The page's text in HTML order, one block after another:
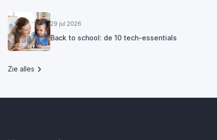
29 jul 2026
Back to school: de 10 tech-essentials
Zie alles